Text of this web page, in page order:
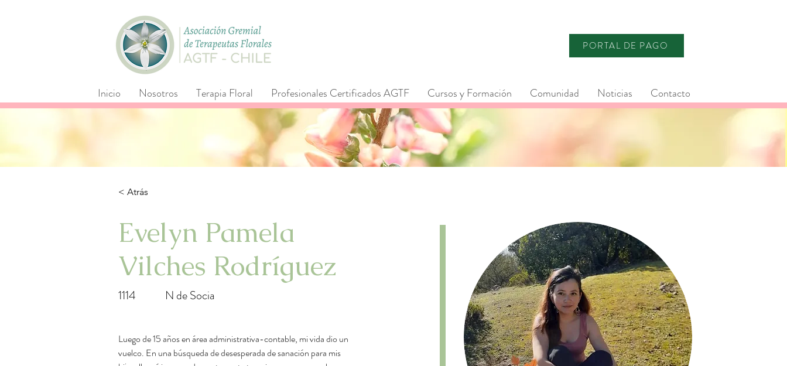
PORTAL DE PAGO
Inicio Nosotros Terapia Floral Profesionales Certificados AGTF Cursos y Formación Comunidad Noticias Contacto
< Atrás
Evelyn Pamela
Vilches Rodríguez
1114 N de Socia
Luego de 15 años en área administrativa-contable, mi vida dio un
vuelco. En una búsqueda de desesperada de sanación para mis